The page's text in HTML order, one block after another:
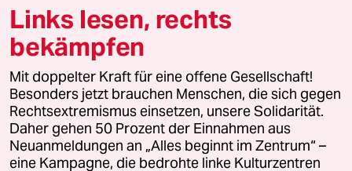
© 2026 taz Verlags und Vertriebs GmbH
Alle Rechte vorbehalten. Bei rechtlichen Fragen oder für Genehmigungen
wenden Sie sich bitte an lizenzen@taz.de
Feedback Redaktionsstatut Kommune-Richtlinien
Links lesen, rechts
bekämpfen
Mit doppelter Kraft für eine offene Gesellschaft!
Besonders jetzt brauchen Menschen, die sich gegen
Rechtsextremismus einsetzen, unsere Solidarität.
Daher gehen 50 Prozent der Einnahmen aus
Neuanmeldungen an „Alles beginnt im Zentrum“ –
eine Kampagne, die bedrohte linke Kulturzentren